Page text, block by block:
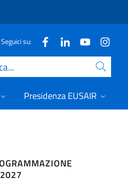
Seguici su:
Presidenza EUSAIR